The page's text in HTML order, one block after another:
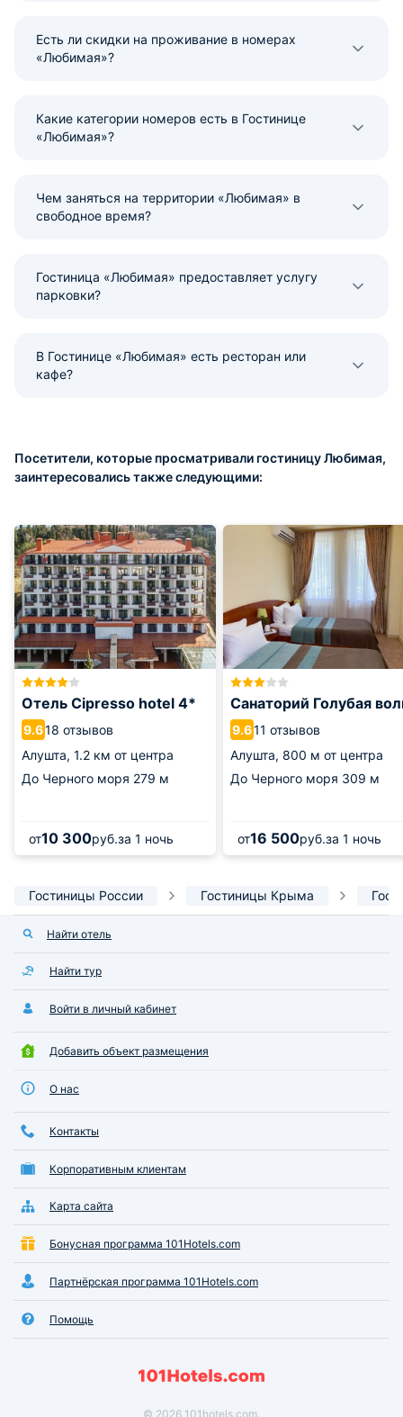
Есть ли скидки на проживание в номерах
«Любимая»?
Какие категории номеров есть в Гостинице
«Любимая»?
Чем заняться на территории «Любимая» в
свободное время?
Гостиница «Любимая» предоставляет услугу
парковки?
В Гостинице «Любимая» есть ресторан или
кафе?
Посетители, которые просматривали гостиницу Любимая,
заинтересовались также следующими:
Отель Cipresso hotel 4*
9.618 отзывов
Алушта, 1.2 км от центра
До Черного моря 279 м
от10 300руб.за 1 ночь
Санаторий Голубая
9.611 отзывов
Алушта, 800 м от центра
До Черного моря 309 м
от16 500руб.за 1 ночь
Гостиницы России Гостиницы Крыма
Найти отель
Найти тур
Войти в личный кабинет
Добавить объект размещения
О нас
Контакты
Корпоративным клиентам
Карта сайта
Бонусная программа 101Hotels.com
Партнёрская программа 101Hotels.com
Помощь
© 2026 101hotels.com.